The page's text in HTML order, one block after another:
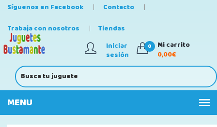
Síguenos en Facebook
Contacto
Trabaja con nosotros
Tiendas
Iniciar
sesión
0
Mi carrito
0,00€